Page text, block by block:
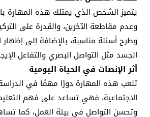
يتميز الشخص الذي يمتلك هذه المهارة
وعدم مقاطعة الآخرين، والقدرة على
وطرح أسئلة مناسبة، بالإضافة إلى إظهار
الجسد مثل التواصل البصري والتفاعل
أثر الإنصات في الحياة اليومية
تلعب هذه المهارة دورًا مهمًا في
الاجتماعية، فهي تساعد على فهم
وتحسن التواصل في بيئة العمل، كما